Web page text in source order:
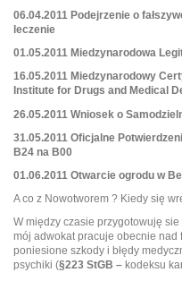
06.04.2011 Podejrzenie o
leczenie
01.05.2011 Miedzynarodowa
16.05.2011 Miedzynarodowy
Institute for Drugs and Medical
26.05.2011 Wniosek o
31.05.2011 Oficjalne
B24 na B00
01.06.2011 Otwarcie ogrodu w
A co z Nowotworem ? Kiedy się
W między czasie przygotowuję
mój adwokat pracuje obecnie
poniesione szkody i błędy
psychiki (§223 StGB – kodeksu